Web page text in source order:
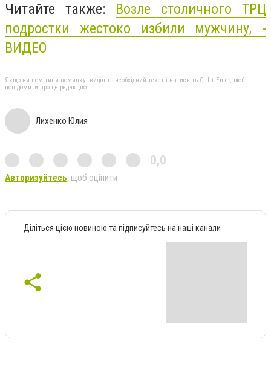
Читайте также: Возле столичного ТРЦ
подростки жестоко избили мужчину, -
ВИДЕО
Якщо ви помітили помилку, виділіть необхідний текст і натисніть Ctrl + Enter, щоб
повідомити про це редакцію
Лихенко Юлия
0,0
Авторизуйтесь, щоб оцінити
Діліться цією новиною та підписуйтесь на наші канали